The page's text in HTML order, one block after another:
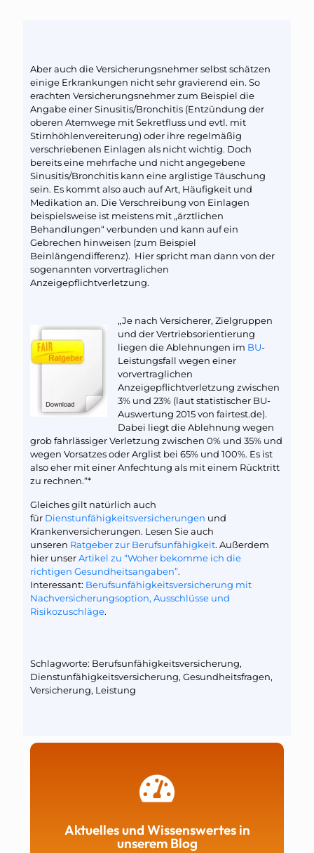
Aber auch die Versicherungsnehmer selbst schätzen
einige Erkrankungen nicht sehr gravierend ein. So
erachten Versicherungsnehmer zum Beispiel die
Angabe einer Sinusitis/Bronchitis (Entzündung der
oberen Atemwege mit Sekretfluss und evtl. mit
Stirnhöhlenvereiterung) oder ihre regelmäßig
verschriebenen Einlagen als nicht wichtig. Doch
bereits eine mehrfache und nicht angegebene
Sinusitis/Bronchitis kann eine arglistige Täuschung
sein. Es kommt also auch auf Art, Häufigkeit und
Medikation an. Die Verschreibung von Einlagen
beispielsweise ist meistens mit „ärztlichen
Behandlungen“ verbunden und kann auf ein
Gebrechen hinweisen (zum Beispiel
Beinlängendifferenz). Hier spricht man dann von der
sogenannten vorvertraglichen
Anzeigepflichtverletzung.
„Je nach Versicherer, Zielgruppen
und der Vertriebsorientierung
liegen die Ablehnungen im BU-
Leistungsfall wegen einer
vorvertraglichen
Anzeigepflichtverletzung zwischen
3% und 23% (laut statistischer BU-
Auswertung 2015 von fairtest.de).
Dabei liegt die Ablehnung wegen
grob fahrlässiger Verletzung zwischen 0% und 35% und
wegen Vorsatzes oder Arglist bei 65% und 100%. Es ist
also eher mit einer Anfechtung als mit einem Rücktritt
zu rechnen.“*
Gleiches gilt natürlich auch
für Dienstunfähigkeitsversicherungen und
Krankenversicherungen. Lesen Sie auch
unseren Ratgeber zur Berufsunfähigkeit. Außerdem
hier unserArtikel zu “Woher bekomme ich die
richtigen Gesundheitsangaben”.
Interessant: Berufsunfähigkeitsversicherung mit
Nachversicherungsoption, Ausschlüsse und
Risikozuschläge.
Schlagworte: Berufsunfähigkeitsversicherung,
Dienstunfähigkeitsversicherung, Gesundheitsfragen,
Versicherung, Leistung
Aktuelles und Wissenswertes in
unserem Blog